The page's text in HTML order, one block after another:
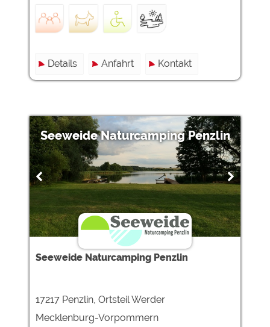
Details Anfahrt Kontakt
Seeweide Naturcamping Penzlin
Seeweide Naturcamping Penzlin
17217 Penzlin, Ortsteil Werder
Mecklenburg-Vorpommern